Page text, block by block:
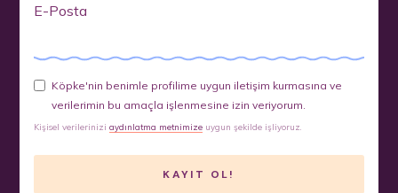
E-Posta
Köpke'nin benimle profilime uygun iletişim kurmasına ve
verilerimin bu amaçla işlenmesine izin veriyorum.
Kişisel verileriniziaydınlatma metnimize uygun şekilde işliyoruz.